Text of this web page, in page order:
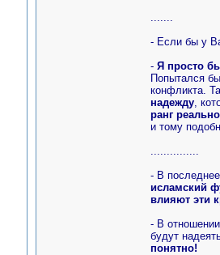
.......
- Если бы у
- Я просто
Попытался
конфликта.
надежду,
ранг
и тому
...............
- В
исламский
влияют эти
- В
будут
понятно!